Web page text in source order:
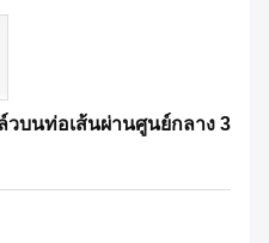
บนท่อเส้นผ่านศูนย์กลาง 3